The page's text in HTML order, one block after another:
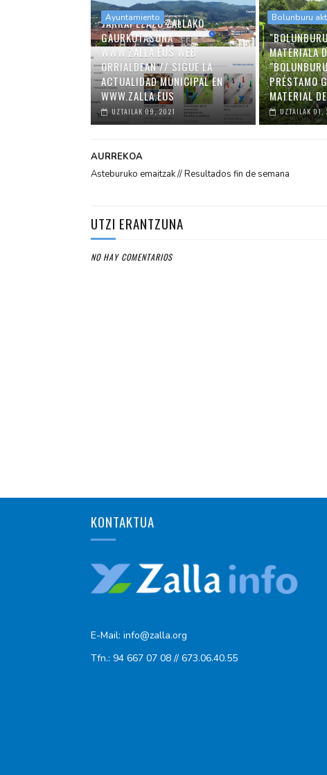
Ayuntamiento
JARRAI EZAZU ZALLAKO
GAURKOTASUNA
WWW.ZALLA.EUS WEB
ORRIALDEAN // SIGUE LA
ACTUALIDAD MUNICIPAL EN
WWW.ZALLA.EUS
UZTAILAK 09, 2021
Bolunburu
MATERIALA
PRÉSTAMO
MATERIAL
UZTAILAK 01,
AURREKOA
Asteburuko emaitzak // Resultados fin de semana
UTZI ERANTZUNA
NO HAY COMENTARIOS
KONTAKTUA
E-Mail: info@zalla.org
Tfn.: 94 667 07 08 // 673.06.40.55